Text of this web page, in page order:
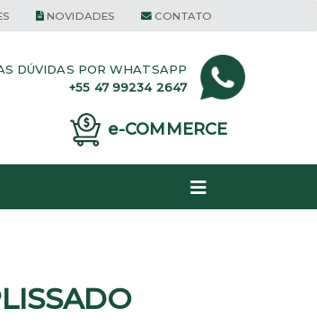
NOVIDADES CONTATO
DÚVIDAS POR WHATSAPP
+55 47 99234 2647
e-COMMERCE